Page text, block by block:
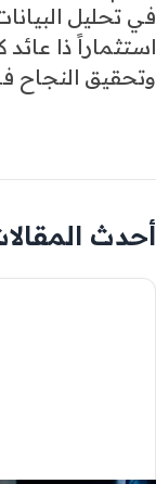
في تحليل
استثماراً ذا
وتحقيق النجاح
أحدث